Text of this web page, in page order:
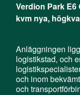
Verdion Park
kvm nya,
Anläggningen
logistikstad, och
och inom
och